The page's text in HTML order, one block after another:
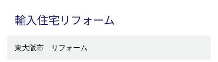
輸入住宅リフォーム
東大阪市 リフォーム